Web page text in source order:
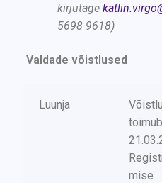
kirjutage
5698 9618)
Valdade võistlused
Luunja
mise